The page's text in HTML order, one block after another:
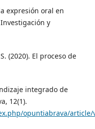
expresión oral en
y
(2020). El proceso de
integrado de
12(1).
opuntiabrava/article/